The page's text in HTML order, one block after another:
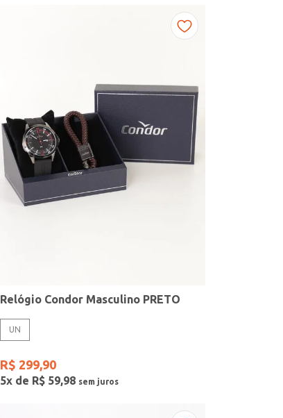
Relógio Condor Masculino PRETO
UN
R$ 299,90
5x de R$ 59,98